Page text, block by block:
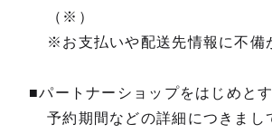
（※）
※お支払いや配送先情報に不備
■パートナーショップをはじめと
予約期間などの詳細につきまし